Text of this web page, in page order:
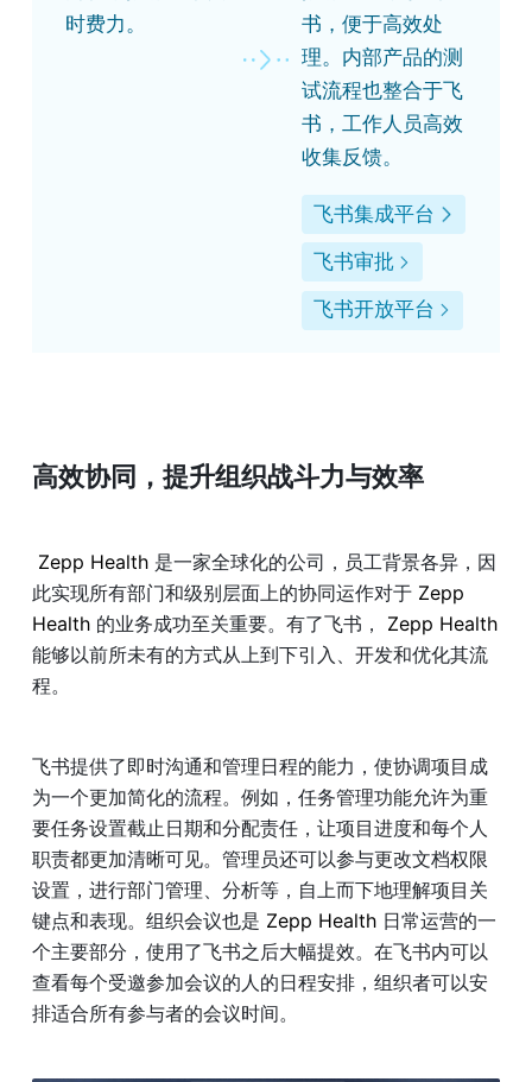
时费力。
书，便于高效处
理。内部产品的测
试流程也整合于飞
书，工作人员高效
收集反馈。
飞书集成平台
飞书审批
飞书开放平台
高效协同，提升组织战斗力与效率
Zepp Health 是一家全球化的公司，员工背景各异，因
此实现所有部门和级别层面上的协同运作对于 Zepp
Health 的业务成功至关重要。有了飞书，
能够以前所未有的方式从上到下引入、开发和优化其流
程。
飞书提供了即时沟通和管理日程的能力，使协调项目成
为一个更加简化的流程。例如，任务管理功能允许为重
要任务设置截止日期和分配责任，让项目进度和每个人
职责都更加清晰可见。管理员还可以参与更改文档权限
设置，进行部门管理、分析等，自上而下地理解项目关
键点和表现。组织会议也是 Zepp Health 日常运营的一
个主要部分，使用了飞书之后大幅提效。在飞书内可以
查看每个受邀参加会议的人的日程安排，组织者可以安
排适合所有参与者的会议时间。